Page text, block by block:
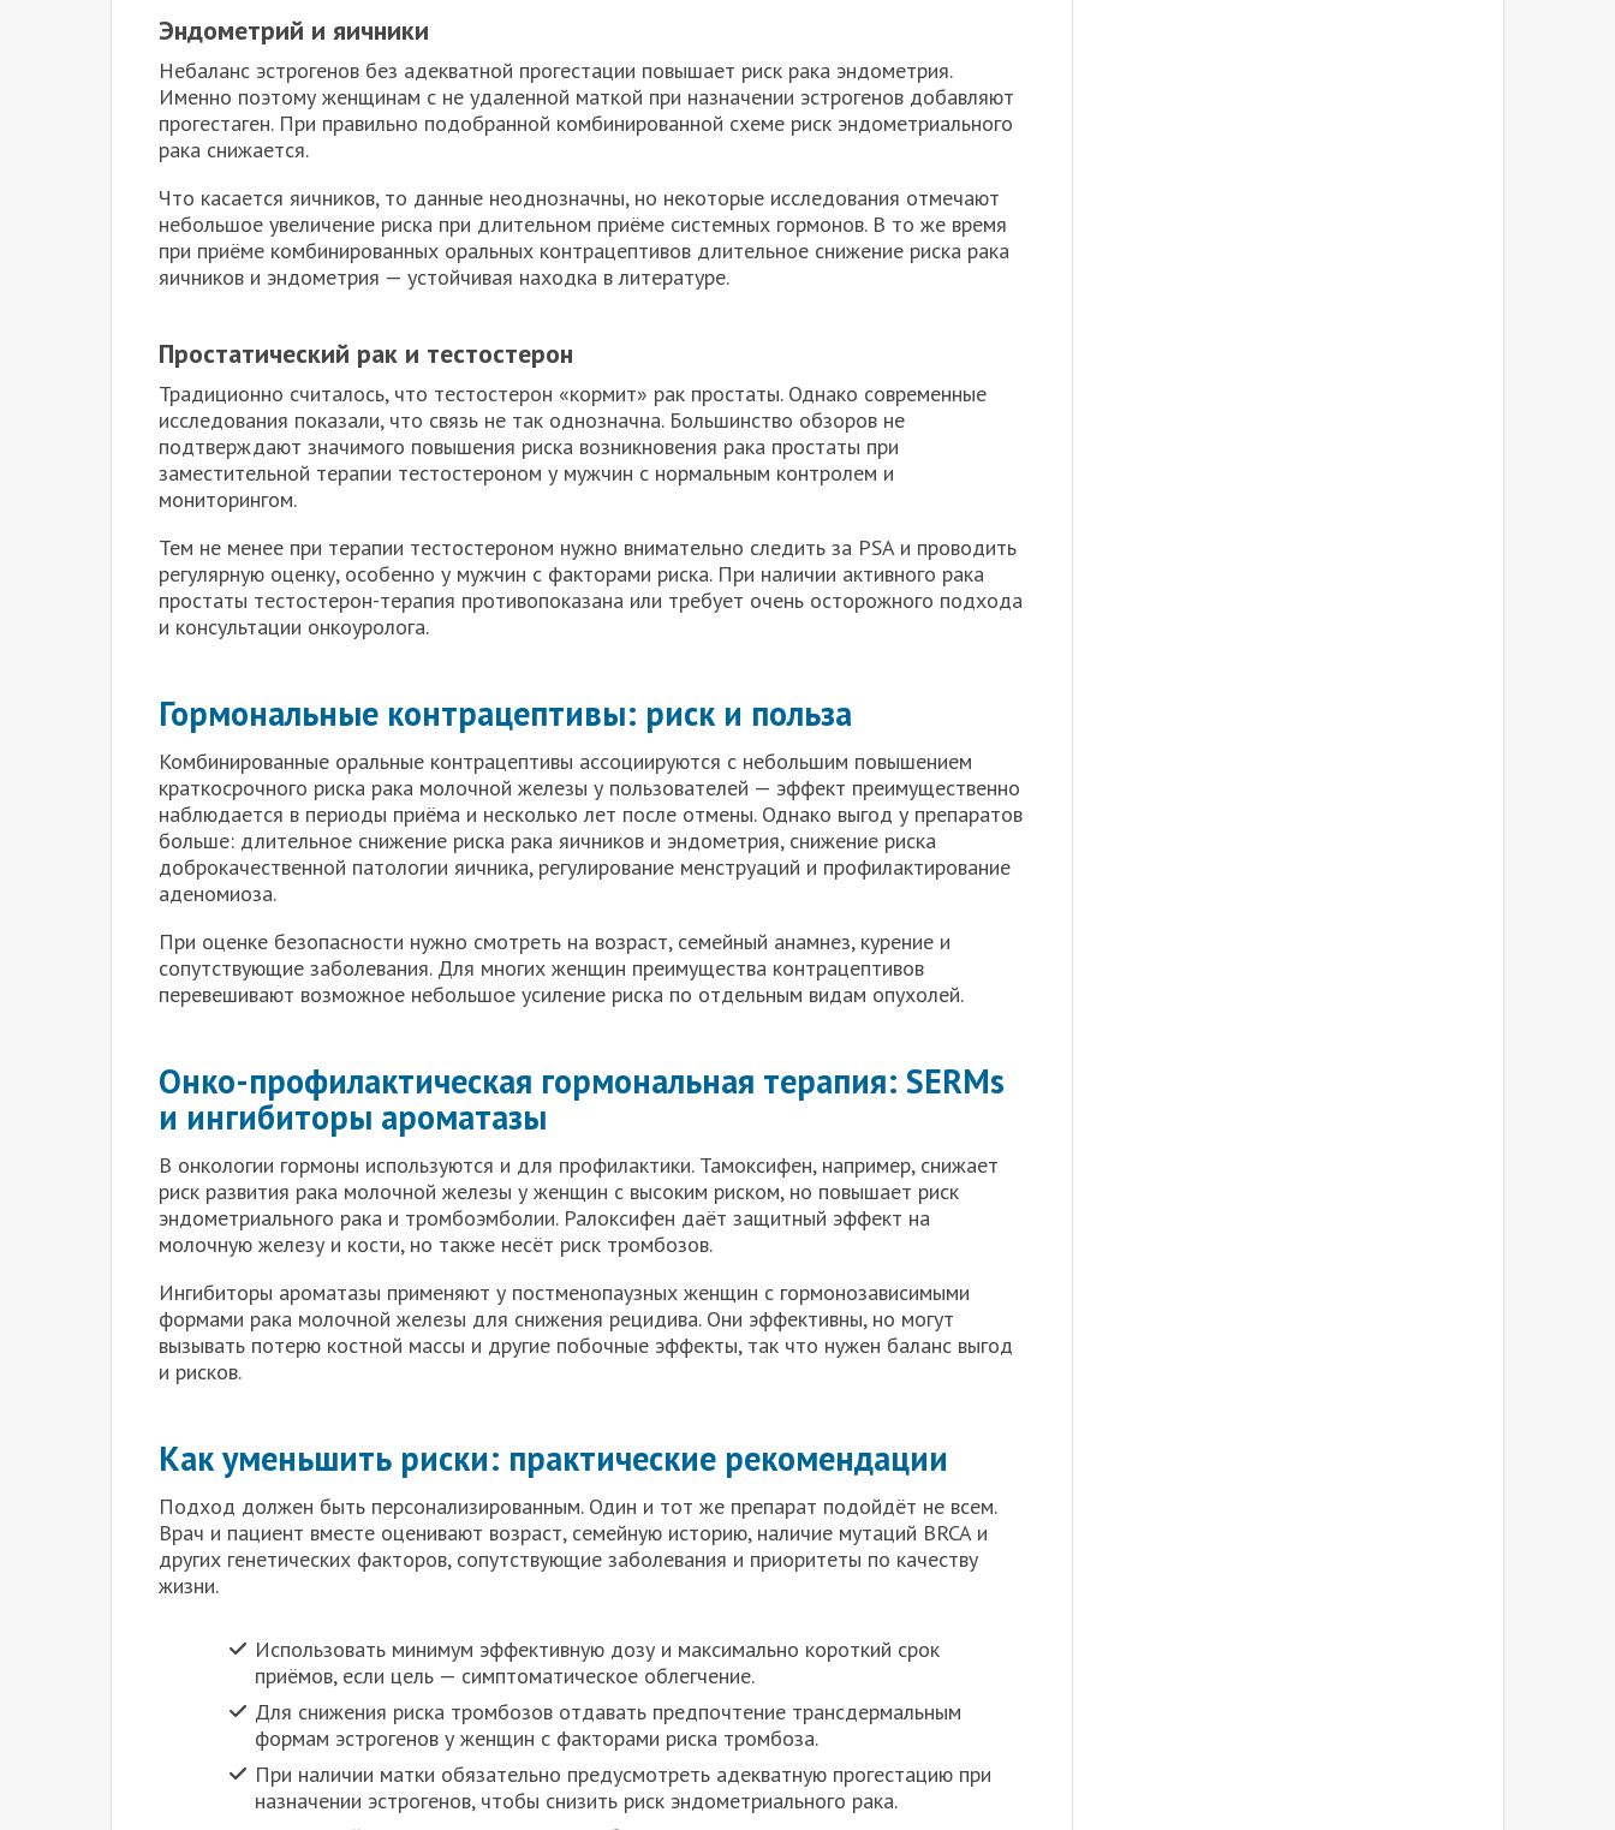
Эндометрий и яичники
Небаланс эстрогенов без адекватной прогестации повышает риск рака эндометрия.
Именно поэтому женщинам с не удаленной маткой при назначении эстрогенов добавляют
прогестаген. При правильно подобранной комбинированной схеме риск эндометриального
рака снижается.
Что касается яичников, то данные неоднозначны, но некоторые исследования отмечают
небольшое увеличение риска при длительном приёме системных гормонов. В то же время
при приёме комбинированных оральных контрацептивов длительное снижение риска рака
яичников и эндометрия — устойчивая находка в литературе.
Простатический рак и тестостерон
Традиционно считалось, что тестостерон «кормит» рак простаты. Однако современные
исследования показали, что связь не так однозначна. Большинство обзоров не
подтверждают значимого повышения риска возникновения рака простаты при
заместительной терапии тестостероном у мужчин с нормальным контролем и
мониторингом.
Тем не менее при терапии тестостероном нужно внимательно следить за PSA и проводить
регулярную оценку, особенно у мужчин с факторами риска. При наличии активного рака
простаты тестостерон-терапия противопоказана или требует очень осторожного подхода
и консультации онкоуролога.
Гормональные контрацептивы: риск и польза
Комбинированные оральные контрацептивы ассоциируются с небольшим повышением
краткосрочного риска рака молочной железы у пользователей — эффект преимущественно
наблюдается в периоды приёма и несколько лет после отмены. Однако выгод у препаратов
больше: длительное снижение риска рака яичников и эндометрия, снижение риска
доброкачественной патологии яичника, регулирование менструаций и профилактирование
аденомиоза.
При оценке безопасности нужно смотреть на возраст, семейный анамнез, курение и
сопутствующие заболевания. Для многих женщин преимущества контрацептивов
перевешивают возможное небольшое усиление риска по отдельным видам опухолей.
Онко-профилактическая гормональная терапия: SERMs
и ингибиторы ароматазы
В онкологии гормоны используются и для профилактики. Тамоксифен, например, снижает
риск развития рака молочной железы у женщин с высоким риском, но повышает риск
эндометриального рака и тромбоэмболии. Ралоксифен даёт защитный эффект на
молочную железу и кости, но также несёт риск тромбозов.
Ингибиторы ароматазы применяют у постменопаузных женщин с гормонозависимыми
формами рака молочной железы для снижения рецидива. Они эффективны, но могут
вызывать потерю костной массы и другие побочные эффекты, так что нужен баланс выгод
и рисков.
Как уменьшить риски: практические рекомендации
Подход должен быть персонализированным. Один и тот же препарат подойдёт не всем.
Врач и пациент вместе оценивают возраст, семейную историю, наличие мутаций BRCA и
других генетических факторов, сопутствующие заболевания и приоритеты по качеству
жизни.
Использовать минимум эффективную дозу и максимально короткий срок
приёмов, если цель — симптоматическое облегчение.
Для снижения риска тромбозов отдавать предпочтение трансдермальным
формам эстрогенов у женщин с факторами риска тромбоза.
При наличии матки обязательно предусмотреть адекватную прогестацию при
назначении эстрогенов, чтобы снизить риск эндометриального рака.